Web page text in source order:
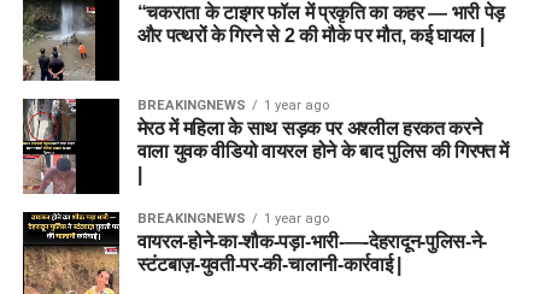
“चकराता के टाइगर फॉल में प्रकृति का कहर — भारी पेड़
और पत्थरों के गिरने से 2 की मौके पर मौत, कई घायल |
BREAKINGNEWS 1 year ago
मेरठ में महिला के साथ सड़क पर अश्लील हरकत करने
वाला युवक वीडियो वायरल होने के बाद पुलिस की गिरफ्त में
BREAKINGNEWS 1 year ago
वायरल-होने-का-शौक-पड़ा-भारी-—-देहरादून-पुलिस-ने-
स्टंटबाज़-युवती-पर-की-चालानी-कार्रवाई |